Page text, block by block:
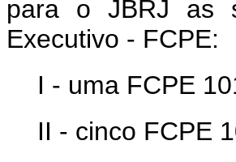
para o JBRJ as
Executivo - FCPE:
I - uma FCPE
II - cinco FCPE